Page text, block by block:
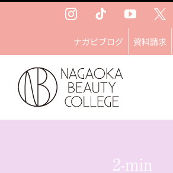
InstagramTiktokYouTube
Ｘ
ナガビブログ 資料請求
2-min